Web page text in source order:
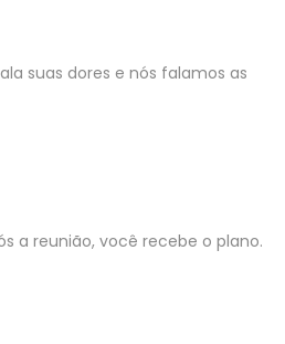
suas dores e nós falamos as
a reunião, você recebe o plano.